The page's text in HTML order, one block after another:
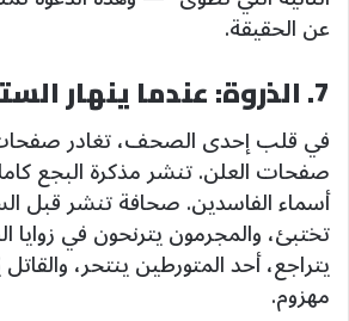
عن الحقيقة.
7. الذروة: عندما ينهار الستار
في قلب إحدى الصحف، تغادر
صفحات العلن. تنشر مذكرة البجع
أسماء الفاسدين. صحافة تنشر قبل
تختبئ، والمجرمون يترنحون في زوايا
يتراجع، أحد المتورطين ينتحر،
مهزوم.